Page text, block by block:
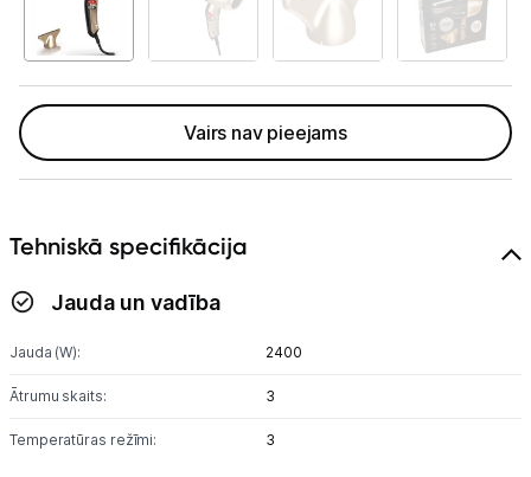
Matu taisnotāji
Matu veidotāji
Sports un atpūta
Ražotāju atjaunota tehnika
Vairs nav pieejams
Tehniskā specifikācija
Jauda un vadība
Jauda (W): 2400
Ātrumu skaits: 3
Temperatūras režīmi: 3